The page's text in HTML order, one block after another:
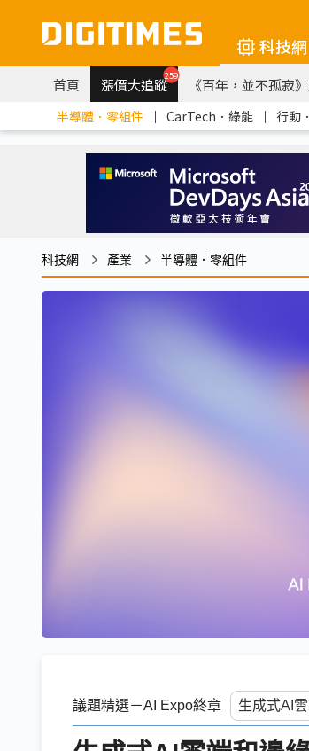
科技網
首頁 漲價大追蹤259 《百年，並不孤寂
半導體．零組件 ｜ CarTech．綠能 ｜ 行動
科技網 產業 半導體．零組件
議題精選－AI Expo終章